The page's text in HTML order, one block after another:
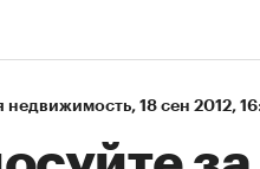
недвижимость⁠, 18 сен 2012,